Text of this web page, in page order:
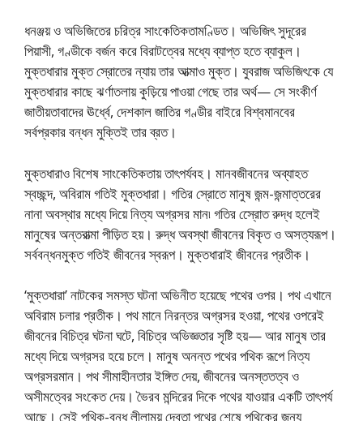
ধনঞ্জয় ও অভিজিতের চরিত্র সাংকেতিকতামণ্ডিত। অভিজিৎ সুদূরের
পিয়াসী, গণ্ডীকে বর্জন করে বিরাটত্বের মধ্যে ব্যাপ্ত হতে ব্যাকুল।
মুক্তধারার মুক্ত স্রোতের ন্যায় তার আত্মাও মুক্ত। যুবরাজ অভিজিৎকে যে
মুক্তধারার কাছে ঝর্ণাতলায় কুড়িয়ে পাওয়া গেছে তার অর্থ— সে সংকীর্ণ
জাতীয়তাবাদের ঊর্ধ্বে, দেশকাল জাতির গণ্ডীর বাইরে বিশ্বমানবের
সর্বপ্রকার বন্ধন মুক্তিই তার ব্রত।
মুক্তধারাও বিশেষ সাংকেতিকতায় তাৎপর্যবহ। মানবজীবনের অব্যাহত
স্বচ্ছন্দ, অবিরাম গতিই মুক্তধারা। গতির স্রোতে মানুষ জন্ম-জন্মাত্তরের
নানা অবস্থার মধ্যে দিয়ে নিত্য অগ্রসর মান৷ গতির স্রোেত রুদ্ধ হলেই
মানুষের অন্তরাত্মা পীড়িত হয়। রুদ্ধ অবস্থা জীবনের বিকৃত ও অসত্যরূপ।
সর্ববন্ধনমুক্ত গতিই জীবনের স্বরূপ। মুক্তধারাই জীবনের প্রতীক।
‘মুক্তধারা’ নাটকের সমস্ত ঘটনা অভিনীত হয়েছে পথের ওপর। পথ এখানে
অবিরাম চলার প্রতীক। পথ মানে নিরন্তর অগ্রসর হওয়া, পথের ওপরেই
জীবনের বিচিত্র ঘটনা ঘটে, বিচিত্র অভিজ্ঞতার সৃষ্টি হয়— আর মানুষ তার
মধ্যে দিয়ে অগ্রসর হয়ে চলে। মানুষ অনন্ত পথের পথিক রূপে নিত্য
অগ্রসরমান। পথ সীমাহীনতার ইঙ্গিত দেয়, জীবনের অনস্ততত্ব ও
অসীমত্বের সংকেত দেয়। ভৈরব মন্দিরের দিকে পথের যাওয়ার একটি তাৎপর্য
আছে। সেই পথিক-বন্ধু লীলাময় দেবতা পথের শেষে পথিকের জন্য